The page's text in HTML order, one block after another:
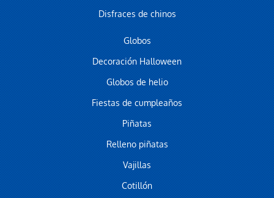
Disfraces de chinos
Globos
Decoración Halloween
Globos de helio
Fiestas de cumpleaños
Piñatas
Relleno piñatas
Vajillas
Cotillón